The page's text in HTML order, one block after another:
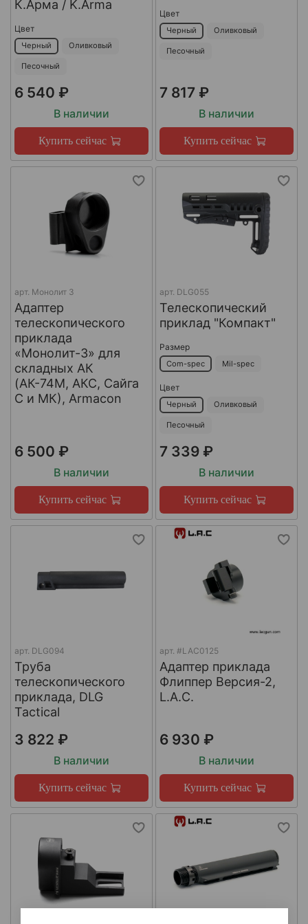
К.Арма / K.Arma
Цвет
Черный Оливковый
Песочный
6 540 ₽
В наличии
Купить сейчас
Цвет
Черный Оливковый
Песочный
7 817 ₽
В наличии
Купить сейчас
арт. Монолит 3
Адаптер
телескопического
приклада
«Монолит-3» для
складных АК
(АК-74М, АКС, Сайга
С и МК), Armacon
6 500 ₽
В наличии
Купить сейчас
арт. DLG055
Телескопический
приклад "Компакт"
Размер
Com-spec Mil-spec
Цвет
Черный Оливковый
Песочный
7 339 ₽
В наличии
Купить сейчас
арт. DLG094
Труба
телескопического
приклада, DLG
Tactical
3 822 ₽
В наличии
Купить сейчас
арт. #LAC0125
Адаптер приклада
Флиппер Версия-2,
L.A.C.
6 930 ₽
В наличии
Купить сейчас